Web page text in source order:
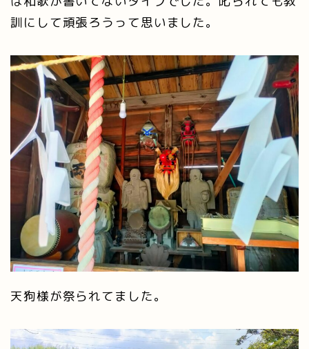
訓にして頑張ろうって思いました。
天狗様が祭られてました。